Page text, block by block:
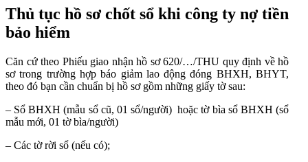
Thủ tục hồ sơ chốt sổ khi công ty nợ tiền
bảo hiểm
Căn cứ theo Phiếu giao nhận hồ sơ 620/…/THU quy định về hồ
sơ trong trường hợp báo giảm lao động đóng BHXH, BHYT,
theo đó bạn cần chuẩn bị hồ sơ gồm những giấy tờ sau:
– Sổ BHXH (mẫu sổ cũ, 01 sổ/người) hoặc tờ bìa sổ BHXH (sổ
mẫu mới, 01 tờ bìa/người)
– Các tờ rời sổ (nếu có);